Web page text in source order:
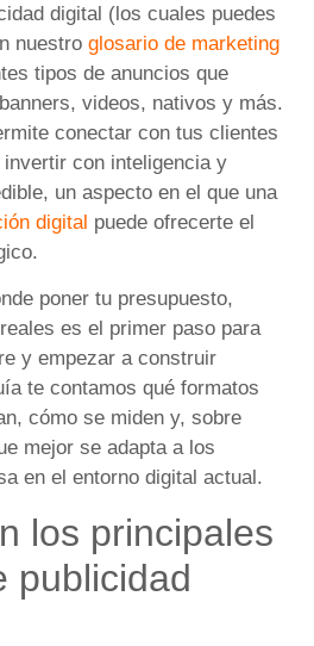
digital (los cuales puedes
nuestro glosario de marketing
tipos de anuncios que
videos, nativos y más.
conectar con tus clientes
con inteligencia y
un aspecto en el que una
digital puede ofrecerte el
poner tu presupuesto,
es el primer paso para
y empezar a construir
te contamos qué formatos
cómo se miden y, sobre
mejor se adapta a los
en el entorno digital actual.
los principales
publicidad